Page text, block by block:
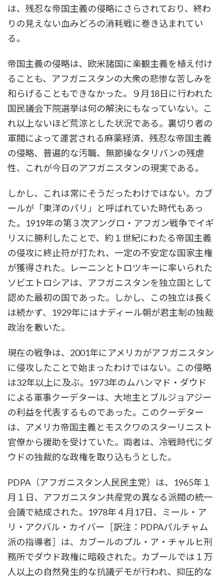
は、残忍な帝国主義の侵略にさらされており、終わ
りの見えない血みどろの消耗戦に巻き込まれてい
る。
帝国主義の侵略は、欧米諸国に楽観主義を植え付け
ることも、アフガニスタンの大衆の悲惨な苦しみを
和らげることもできなかった。９月18日に行われた
国民議会下院選挙は何の解決にもなっていない。こ
れ以上ないほど荒涼とした状況である。裏切り者の
軍閥によって運営される麻薬経済、残忍な帝国主義
の侵略、普遍的な汚職、無節操なタリバンの残虐
性、これが今日のアフガニスタンの現実である。
しかし、これは常にそうだったわけではない。カブ
ールが「東洋のパリ」と呼ばれていた時代もあっ
た。1919年の第３次アングロ・アフガン戦争でイギ
リスに勝利したことで、約１世紀にわたる帝国主義
の侵攻に終止符が打たれ、一定の不安定な国家主権
が獲得された。レーニンとトロツキーに率いられた
ソビエトロシアは、アフガニスタンを独立国として
認めた最初の国であった。しかし、この独立は長く
は続かず、1929年にはナディール朝が君主制の独裁
政治を敷いた。
現在の戦争は、2001年にアメリカがアフガニスタン
に侵攻したことで始まったわけではない。この侵略
は32年以上に及ぶ。1973年のムハンマド・ダウド
による軍事クーデターは、大地主とブルジョアジー
の利益を代表するものであった。このクーデター
は、アメリカ帝国主義とモスクワのスターリニスト
官僚から援助を受けていた。両者は、冷戦時代にダ
ウドの独裁的な政権を取り込もうとした。
PDPA（アフガニスタン人民民主党）は、1965年１
月１日、アフガニスタン共産党の異なる派閥の統一
会議で結成された。1978年４月17日、ミール・ア
リ・アクバル・カイバー［訳注：PDPAパルチャム
派の指導者］は、カブールのプル・ア・チャルヒ刑
務所でダウド政権に暗殺された。カブールでは１万
人以上の自然発生的な抗議デモが行われ、抑圧的な